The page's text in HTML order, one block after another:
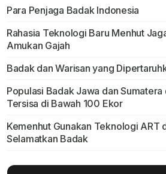
Para Penjaga Badak Indonesia
Rahasia Teknologi Baru Menhut
Amukan Gajah
Badak dan Warisan yang
Populasi Badak Jawa dan Sumatera
Tersisa di Bawah 100 Ekor
Kemenhut Gunakan Teknologi ART
Selamatkan Badak